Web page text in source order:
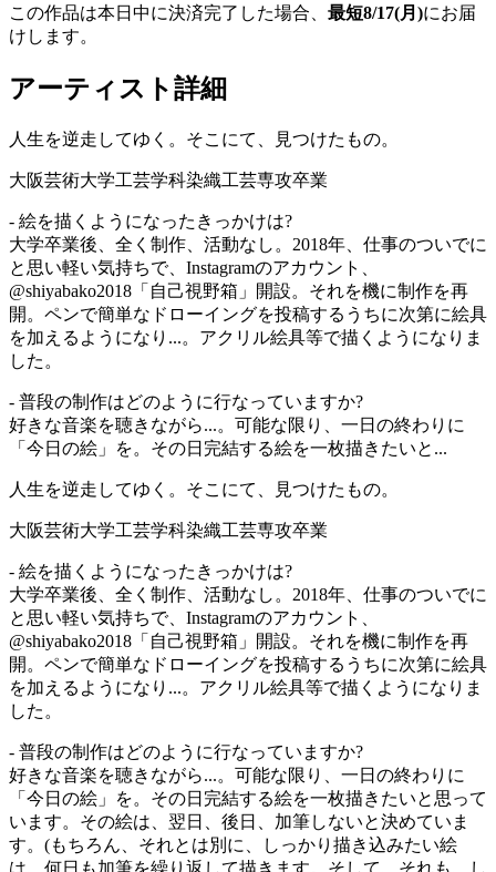
この作品は本日中に決済完了した場合、 最短8/17(月)にお届
けします。
アーティスト詳細
人生を逆走してゆく。そこにて、見つけたもの。
大阪芸術大学工芸学科染織工芸専攻卒業
- 絵を描くようになったきっかけは?
大学卒業後、全く制作、活動なし。2018年、仕事のついでに
と思い軽い気持ちで、Instagramのアカウント、
@shiyabako2018「自己視野箱」開設。それを機に制作を再
開。ペンで簡単なドローイングを投稿するうちに次第に絵具
を加えるようになり...。アクリル絵具等で描くようになりま
した。
- 普段の制作はどのように行なっていますか?
好きな音楽を聴きながら...。可能な限り、一日の終わりに
「今日の絵」を。その日完結する絵を一枚描きたいと...
人生を逆走してゆく。そこにて、見つけたもの。
大阪芸術大学工芸学科染織工芸専攻卒業
- 絵を描くようになったきっかけは?
大学卒業後、全く制作、活動なし。2018年、仕事のついでに
と思い軽い気持ちで、Instagramのアカウント、
@shiyabako2018「自己視野箱」開設。それを機に制作を再
開。ペンで簡単なドローイングを投稿するうちに次第に絵具
を加えるようになり...。アクリル絵具等で描くようになりま
した。
- 普段の制作はどのように行なっていますか?
好きな音楽を聴きながら...。可能な限り、一日の終わりに
「今日の絵」を。その日完結する絵を一枚描きたいと思って
います。その絵は、翌日、後日、加筆しないと決めていま
す。(もちろん、それとは別に、しっかり描き込みたい絵
は、何日も加筆を繰り返して描きます。そして、それも、し